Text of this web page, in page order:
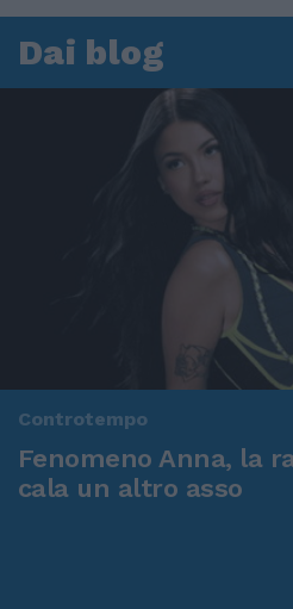
Dai blog
Controtempo
Fenomeno Anna, la
cala un altro asso